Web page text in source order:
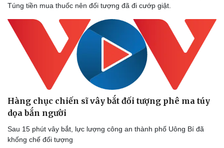
Túng tiền mua thuốc nên đối tượng đã đi cướp giật.
Hàng chục chiến sĩ vây bắt đối tượng phê ma túy
dọa bắn người
Sau 15 phút vây bắt, lực lượng công an thành phố Uông Bí đã
khống chế đối tượng